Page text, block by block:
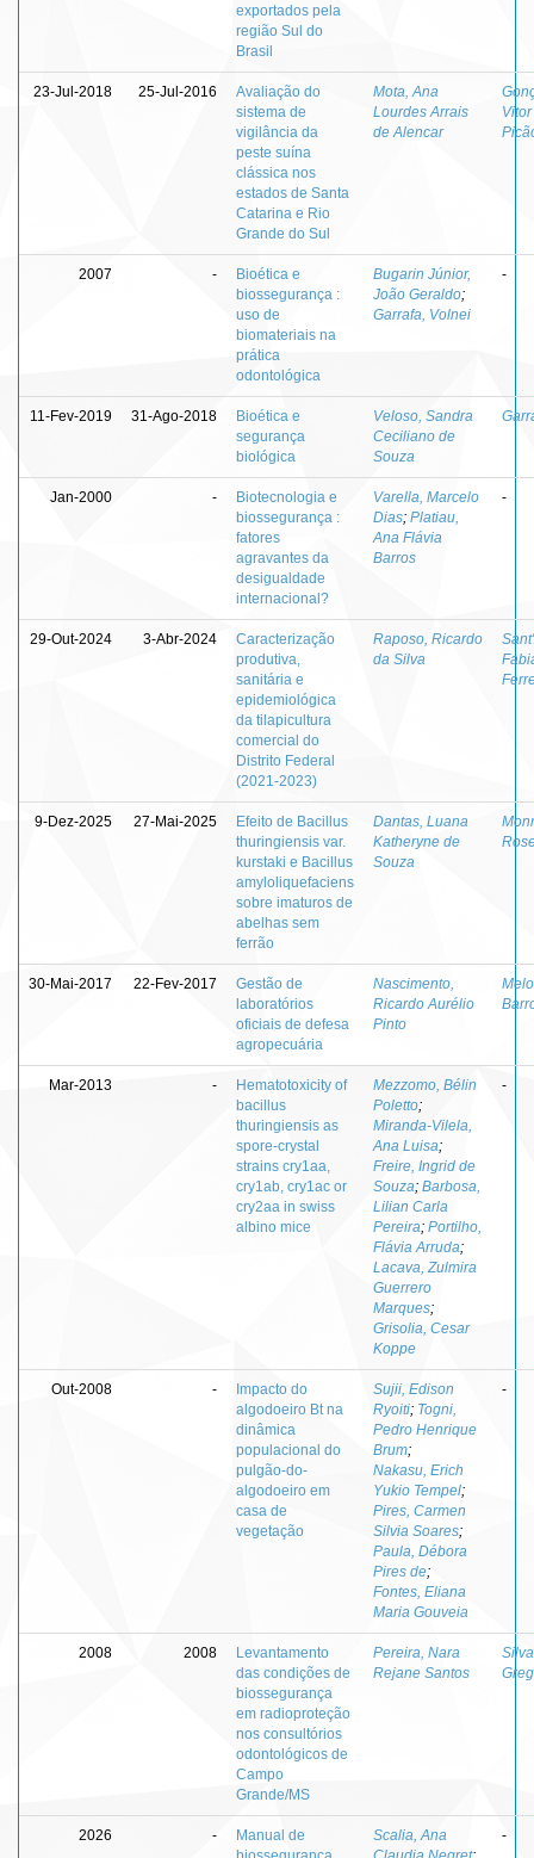
exportados pela
região Sul do
Brasil
23-Jul-2018 25-Jul-2016
Avaliação do
sistema de
vigilância da
peste suína
clássica nos
estados de Santa
Catarina e Rio
Grande do Sul
Mota, Ana
Lourdes Arrais
de Alencar
2007 -
Bioética e
biossegurança :
uso de
biomateriais na
prática
odontológica
Bugarin Júnior,
João Geraldo;
Garrafa, Volnei
-
11-Fev-2019 31-Ago-2018
Bioética e
segurança
biológica
Veloso, Sandra
Ceciliano de
Souza
Jan-2000 -
Biotecnologia e
biossegurança :
fatores
agravantes da
desigualdade
internacional?
Varella, Marcelo
Dias; Platiau,
Ana Flávia
Barros
-
29-Out-2024 3-Abr-2024
Caracterização
produtiva,
sanitária e
epidemiológica
da tilapicultura
comercial do
Distrito Federal
(2021-2023)
Raposo, Ricardo
da Silva
9-Dez-2025 27-Mai-2025
Efeito de Bacillus
thuringiensis var.
kurstaki e Bacillus
amyloliquefaciens
sobre imaturos de
abelhas sem
ferrão
Dantas, Luana
Katheryne de
Souza
30-Mai-2017 22-Fev-2017
Gestão de
laboratórios
oficiais de defesa
agropecuária
Nascimento,
Ricardo Aurélio
Pinto
Mar-2013 -
Hematotoxicity of
bacillus
thuringiensis as
spore-crystal
strains cry1aa,
cry1ab, cry1ac or
cry2aa in swiss
albino mice
Mezzomo, Bélin
Poletto;
Miranda-Vilela,
Ana Luisa;
Freire, Ingrid de
Souza; Barbosa,
Lilian Carla
Pereira; Portilho,
Flávia Arruda;
Lacava, Zulmira
Guerrero
Marques;
Grisolia, Cesar
Koppe
-
Out-2008 -
Impacto do
algodoeiro Bt na
dinâmica
populacional do
pulgão-do-
algodoeiro em
casa de
vegetação
Sujii, Edison
Ryoiti; Togni,
Pedro Henrique
Brum;
Nakasu, Erich
Yukio Tempel;
Pires, Carmen
Silvia Soares;
Paula, Débora
Pires de;
Fontes, Eliana
Maria Gouveia
-
2008 2008
Levantamento
das condições de
biossegurança
em radioproteção
nos consultórios
odontológicos de
Campo
Grande/MS
Pereira, Nara
Rejane Santos
2026 -
Manual de
Scalia, Ana
-